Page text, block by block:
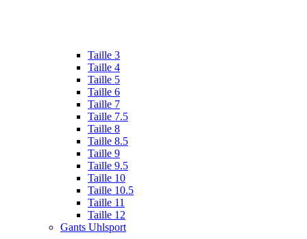
Taille 3
Taille 4
Taille 5
Taille 6
Taille 7
Taille 7.5
Taille 8
Taille 8.5
Taille 9
Taille 9.5
Taille 10
Taille 10.5
Taille 11
Taille 12
Gants Uhlsport